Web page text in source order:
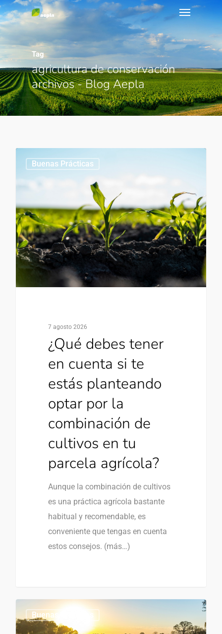
Tag
agricultura de conservación
archivos - Blog Aepla
Buenas Prácticas
7 agosto 2026
¿Qué debes tener
en cuenta si te
estás planteando
optar por la
combinación de
cultivos en tu
parcela agrícola?
Aunque la combinación de cultivos
es una práctica agrícola bastante
habitual y recomendable, es
conveniente que tengas en cuenta
estos consejos. (más…)
Buenas Prácticas